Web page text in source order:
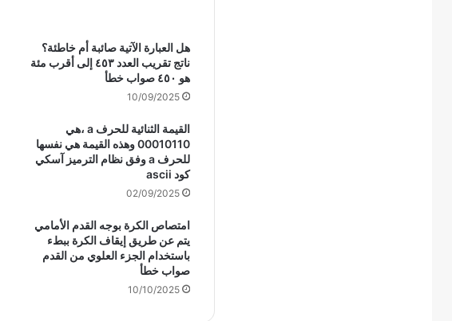
هل العبارة الآتية صائبة أم خاطئة؟
ناتج تقريب العدد ٤٥٣ إلى أقرب مئة
هو ٤٥٠ صواب خطأ
10/09/2025
القيمة الثنائية للحرف a ،هي
00010110 وهذه القيمة هي نفسها
للحرف a وفق نظام الترميز آسكي
كود ascii
02/09/2025
امتصاص الكرة بوجه القدم الأمامي
يتم عن طريق إيقاف الكرة ببطء
باستخدام الجزء العلوي من القدم
صواب خطأ
10/10/2025